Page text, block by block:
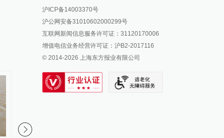
澎湃新闻公众号
澎湃新闻抖音号
派生万物开放平台
IP SHANGHAI
SIXTH TONE
报料邮箱: news@thepaper.cn
沪ICP备14003370号
沪公网安备31010602000299号
互联网新闻信息服务许可证：31120170006
增值电信业务经营许可证：沪B2-2017116
© 2014-2026 上海东方报业有限公司